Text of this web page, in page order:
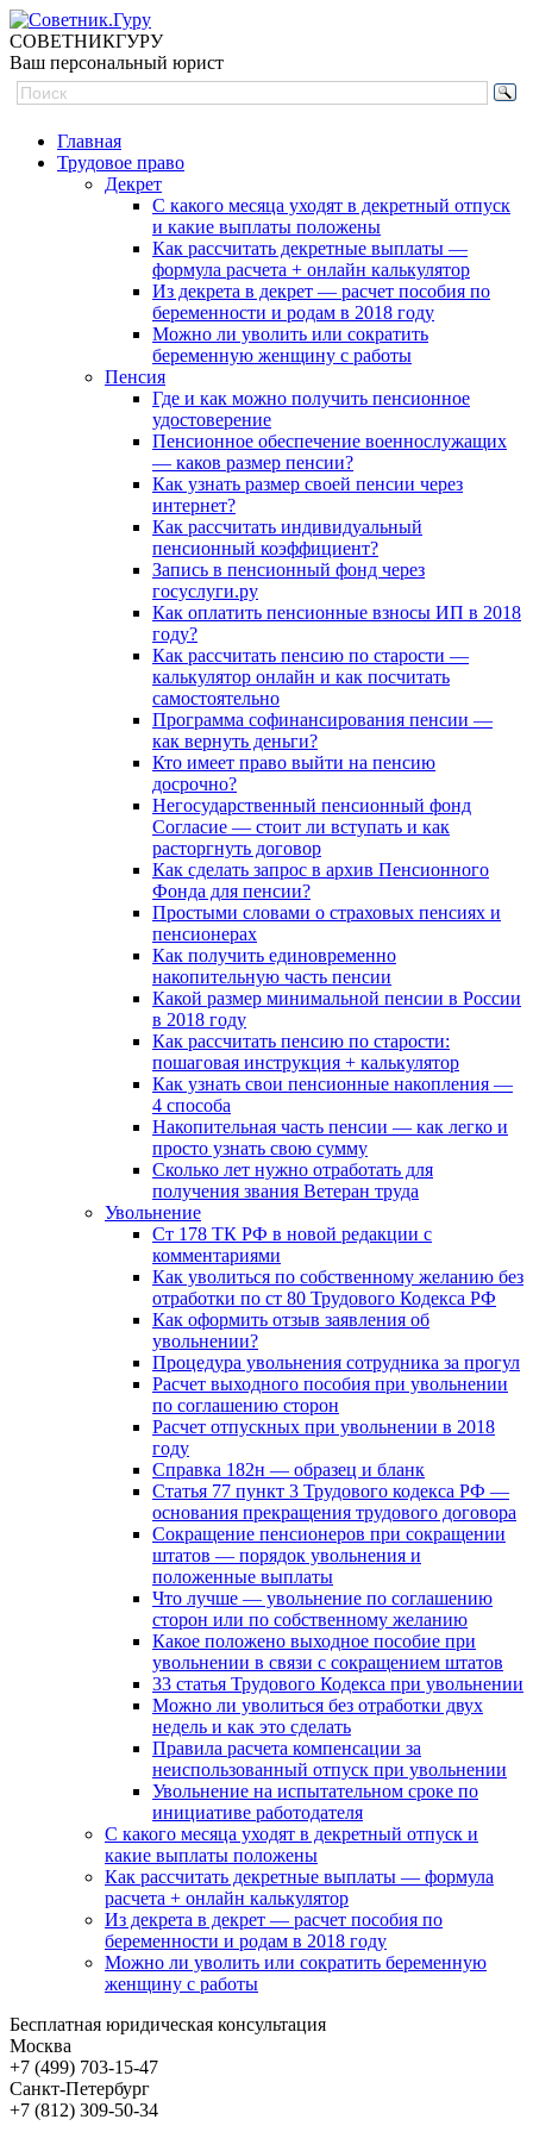
СОВЕТНИКГУРУ
Ваш персональный юрист
Главная
Трудовое право
Декрет
С какого месяца уходят в декретный отпуск
и какие выплаты положены
Как рассчитать декретные выплаты —
формула расчета + онлайн калькулятор
Из декрета в декрет — расчет пособия по
беременности и родам в 2018 году
Можно ли уволить или сократить
беременную женщину с работы
Пенсия
Где и как можно получить пенсионное
удостоверение
Пенсионное обеспечение военнослужащих
— каков размер пенсии?
Как узнать размер своей пенсии через
интернет?
Как рассчитать индивидуальный
пенсионный коэффициент?
Запись в пенсионный фонд через
госуслуги.ру
Как оплатить пенсионные взносы ИП в 2018
году?
Как рассчитать пенсию по старости —
калькулятор онлайн и как посчитать
самостоятельно
Программа софинансирования пенсии —
как вернуть деньги?
Кто имеет право выйти на пенсию
досрочно?
Негосударственный пенсионный фонд
Согласие — стоит ли вступать и как
расторгнуть договор
Как сделать запрос в архив Пенсионного
Фонда для пенсии?
Простыми словами о страховых пенсиях и
пенсионерах
Как получить единовременно
накопительную часть пенсии
Какой размер минимальной пенсии в России
в 2018 году
Как рассчитать пенсию по старости:
пошаговая инструкция + калькулятор
Как узнать свои пенсионные накопления —
4 способа
Накопительная часть пенсии — как легко и
просто узнать свою сумму
Сколько лет нужно отработать для
получения звания Ветеран труда
Увольнение
Ст 178 ТК РФ в новой редакции с
комментариями
Как уволиться по собственному желанию без
отработки по ст 80 Трудового Кодекса РФ
Как оформить отзыв заявления об
увольнении?
Процедура увольнения сотрудника за прогул
Расчет выходного пособия при увольнении
по соглашению сторон
Расчет отпускных при увольнении в 2018
году
Справка 182н — образец и бланк
Статья 77 пункт 3 Трудового кодекса РФ —
основания прекращения трудового договора
Сокращение пенсионеров при сокращении
штатов — порядок увольнения и
положенные выплаты
Что лучше — увольнение по соглашению
сторон или по собственному желанию
Какое положено выходное пособие при
увольнении в связи с сокращением штатов
33 cтатья Трудового Кодекса при увольнении
Можно ли уволиться без отработки двух
недель и как это сделать
Правила расчета компенсации за
неиспользованный отпуск при увольнении
Увольнение на испытательном сроке по
инициативе работодателя
С какого месяца уходят в декретный отпуск и
какие выплаты положены
Как рассчитать декретные выплаты — формула
расчета + онлайн калькулятор
Из декрета в декрет — расчет пособия по
беременности и родам в 2018 году
Можно ли уволить или сократить беременную
женщину с работы
Бесплатная юридическая консультация
Москва
+7 (499) 703-15-47
Санкт-Петербург
+7 (812) 309-50-34